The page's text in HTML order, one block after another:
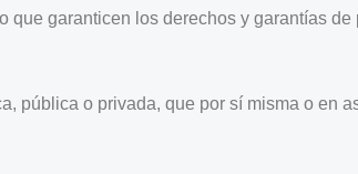
garanticen los derechos y garantías
pública o privada, que por sí misma o en